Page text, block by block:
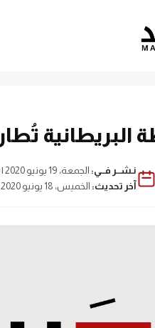
البريطانية
نـشــر فــي: الجمعة، 19 يونيو 2020 | 2:00 ص
آخر تحديث: الخميس، 18 يونيو 2020 | 3:20 م